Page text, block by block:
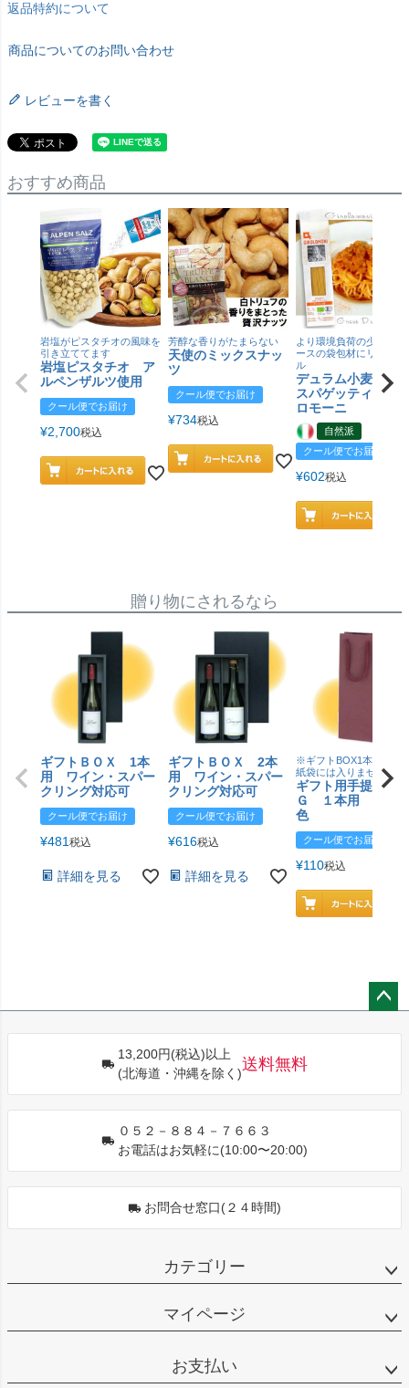
返品特約について
商品についてのお問い合わせ
レビューを書く
おすすめ商品
岩塩がピスタチオの風味を
引き立ててます
岩塩ピスタチオ ア
ルペンザルツ使用
クール便でお届け
¥2,700税込
芳醇な香りがたまらない
天使のミックスナッ
ツ
クール便でお届け
¥734税込
より環境負荷の少ない紙
ースの袋包材にリニュー
ル
デュラム小麦 有
スパゲッティ／ジ
ロモーニ
自然派
クール便でお届け
¥602税込
贈り物にされるなら
ギフトＢＯＸ 1本
用 ワイン・スパー
クリング対応可
クール便でお届け
¥481 税込
詳細を見る
ギフトＢＯＸ 2本
用 ワイン・スパー
クリング対応可
クール便でお届け
¥616税込
詳細を見る
※ギフトBOX1本用はこ
紙袋には入りません
ギフト用手提げＢ
Ｇ １本用 エン
色
クール便でお届け
¥110税込
13,200円(税込)以上
(北海道・沖縄を除く)
送料無料
０５２－８８４－７６６３
お電話はお気軽に(10:00〜20:00)
お問合せ窓口(２４時間)
カテゴリー
マイページ
お支払い